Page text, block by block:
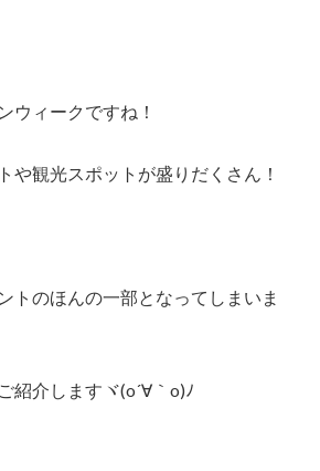
ウィークですね！
や観光スポットが盛りだくさん！
トのほんの一部となってしまいま
紹介しますヾ(o´∀｀o)ﾉ